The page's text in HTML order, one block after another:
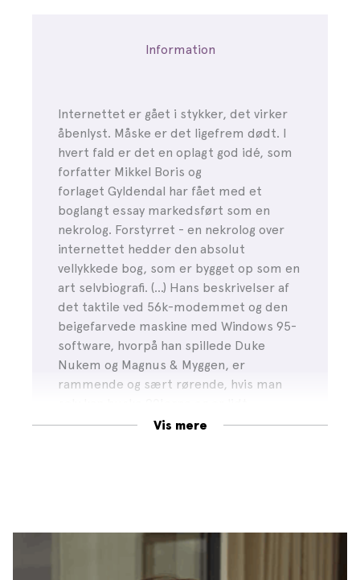
rasende rant om distraherende notifikationer, tabt
formulerer en genkendelig fornemmelse af digital
udmattelse med et mavesurt svirp.
Information
Internettet er gået i stykker, det virker
åbenlyst. Måske er det ligefrem dødt. I
hvert fald er det en oplagt god idé, som
forfatter Mikkel Boris og
forlaget Gyldendal har fået med et
boglangt essay markedsført som en
nekrolog. Forstyrret - en nekrolog over
internettet hedder den absolut
vellykkede bog, som er bygget op som en
art selvbiografi. (…) Hans beskrivelser af
det taktile ved 56k-modemmet og den
beigefarvede maskine med Windows 95-
software, hvorpå han spillede Duke
Nukem og Magnus & Myggen, er
rammende og sært rørende, hvis man
nostalgisk anlagt.Vis mere